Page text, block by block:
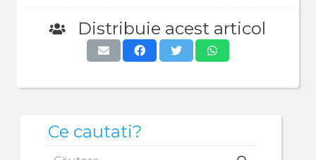
Distribuie acest articol
Ce cautati?